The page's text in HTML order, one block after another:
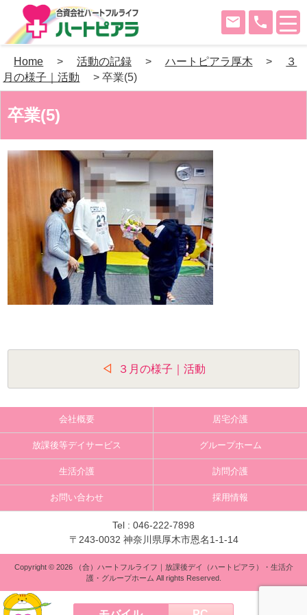
Skip
to
phone
mail
Home > 活動の記録 > ハートピアラ厚木 >
３
月の様子｜活動
>卒業(5)
卒業(5)
稿
ナ
ビ
ゲ
ン
３月の様子｜活動
会社概要 居宅介護
放課後等デイサービス グループホーム
生活介護 訪問介護
お問い合わせ 採用情報
Tel : 046-222-7898
〒243-0032 神奈川県厚木市恩名1-1-14
Copyright © 2026 （合）ハートフルライフ｜放課後デイ（ハートピアラ）・生活介
護・グループホーム All rights Reserved.